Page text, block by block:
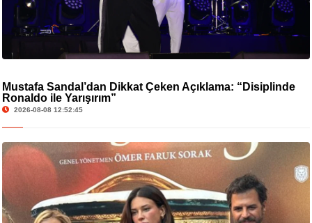
Mustafa Sandal’dan Dikkat Çeken Açıklama: “Disiplinde
Ronaldo ile Yarışırım”
2026-08-08 12:52:45